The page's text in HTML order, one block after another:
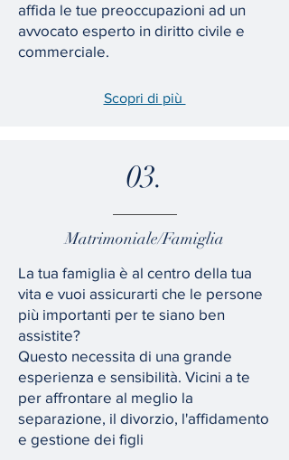
affida le tue preoccupazioni ad un
avvocato esperto in diritto civile e
commerciale.
Scopri di più
03.
Matrimoniale/Famiglia
La tua famiglia è al centro della tua
vita e vuoi assicurarti che le persone
più importanti per te siano ben
assistite?
Questo necessita di una grande
esperienza e sensibilità. Vicini a te
per affrontare al meglio la
separazione, il divorzio, l'affidamento
e gestione dei figli